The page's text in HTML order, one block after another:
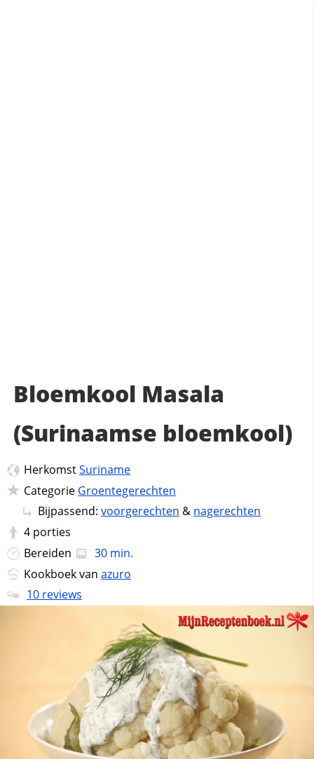
Bloemkool Masala
(Surinaamse bloemkool)
HerkomstSuriname
Categorie Groentegerechten
Bijpassend: voorgerechten & nagerechten
4 porties
Bereiden
30 min.
Kookboek van azuro
10 reviews